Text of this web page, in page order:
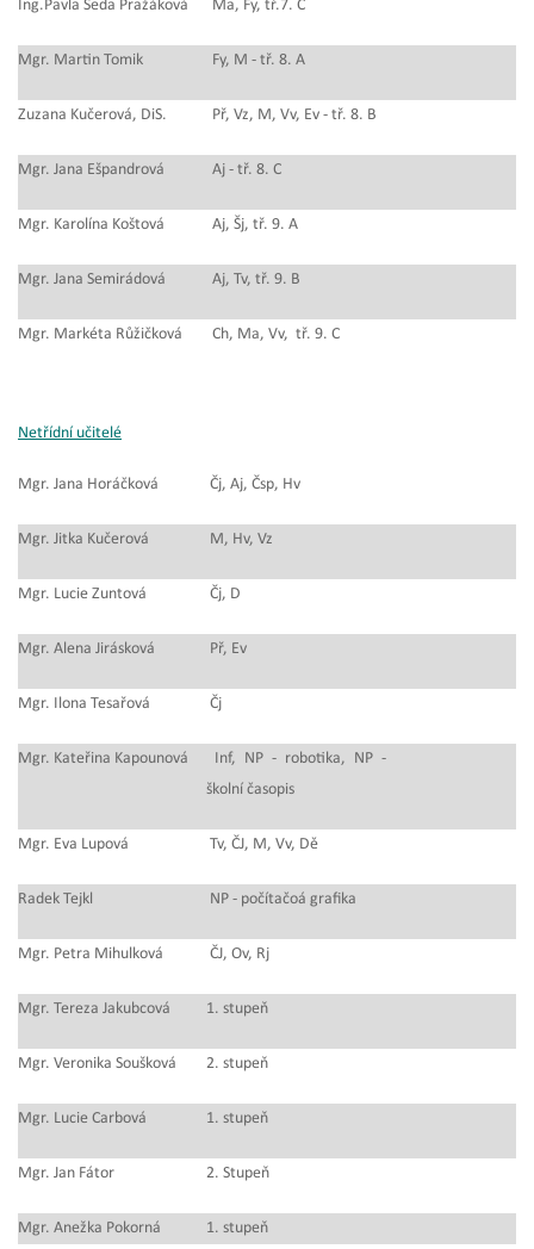
Ing.Pavla Šeda Pražáková Ma, Fy, tř.7. C
Mgr. Martin Tomik Fy, M - tř. 8. A
Zuzana Kučerová, DiS. Př, Vz, M, Vv, Ev - tř. 8. B
Mgr. Jana Ešpandrová Aj - tř. 8. C
Mgr. Karolína Koštová Aj, Šj, tř. 9. A
Mgr. Jana Semirádová Aj, Tv, tř. 9. B
Mgr. Markéta Růžičková Ch, Ma, Vv, tř. 9. C
Netřídní učitelé
Mgr. Jana Horáčková Čj, Aj, Čsp, Hv
Mgr. Jitka Kučerová M, Hv, Vz
Mgr. Lucie Zuntová Čj, D
Mgr. Alena Jirásková Př, Ev
Mgr. Ilona Tesařová Čj
Mgr. Kateřina Kapounová
Inf, NP - robotika, NP -
školní časopis
Mgr. Eva Lupová Tv, ČJ, M, Vv, Dě
Radek Tejkl NP - počítačoá grafika
Mgr. Petra Mihulková ČJ, Ov, Rj
Mgr. Tereza Jakubcová 1. stupeň
Mgr. Veronika Soušková 2. stupeň
Mgr. Lucie Carbová 1. stupeň
Mgr. Jan Fátor 2. Stupeň
Mgr. Anežka Pokorná
1. stupeň